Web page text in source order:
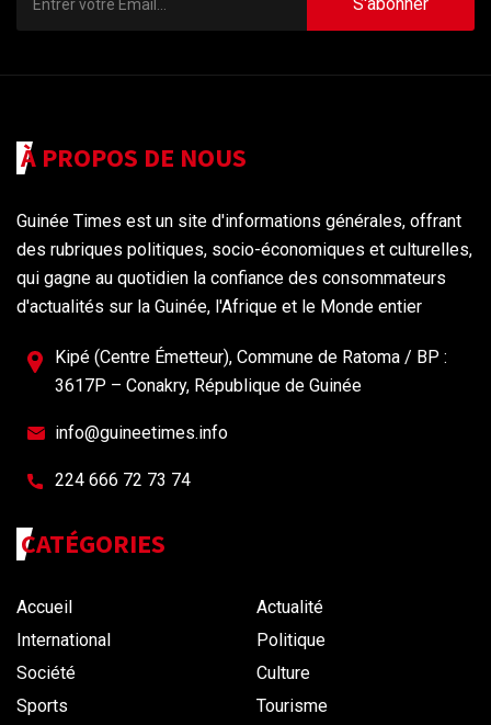
À PROPOS DE NOUS
Guinée Times est un site d'informations générales, offrant
des rubriques politiques, socio-économiques et culturelles,
qui gagne au quotidien la confiance des consommateurs
d'actualités sur la Guinée, l'Afrique et le Monde entier
Kipé (Centre Émetteur), Commune de Ratoma / BP :
3617P – Conakry, République de Guinée
info@guineetimes.info
224 666 72 73 74
CATÉGORIES
Accueil
Actualité
International
Politique
Société
Culture
Sports
Tourisme